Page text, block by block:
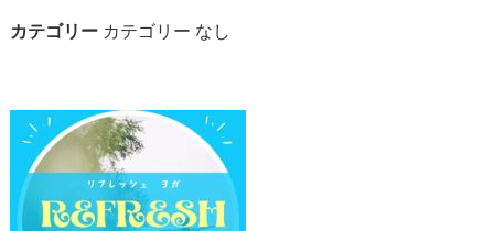
カテゴリーカテゴリー なし